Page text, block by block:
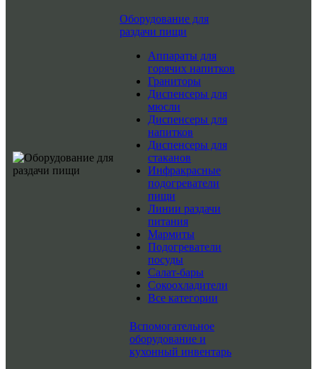
Оборудование для
раздачи пищи
Аппараты для
горячих напитков
Граниторы
Диспенсеры для
мюсли
Диспенсеры для
напитков
Диспенсеры для
стаканов
Инфракрасные
подогреватели
пищи
Линии раздачи
питания
Мармиты
Подогреватели
посуды
Салат-бары
Сокоохладители
Все категории
Вспомогательное
оборудование и
кухонный инвентарь